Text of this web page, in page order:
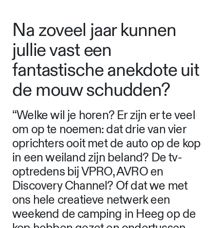
Na zoveel jaar kunnen
jullie vast een
fantastische anekdote uit
de mouw schudden?
“Welke wil je horen? Er zijn er te veel
om op te noemen: dat drie van vier
oprichters ooit met de auto op de kop
in een weiland zijn beland? De tv-
optredens bij VPRO, AVRO en
Discovery Channel? Of dat we met
ons hele creatieve netwerk een
weekend de camping in Heeg op de